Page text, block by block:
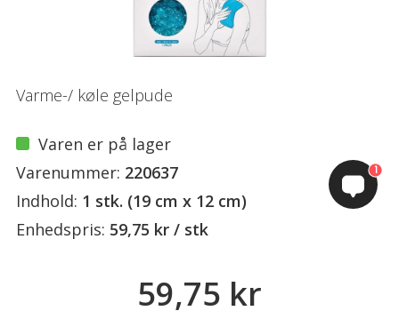
Varme-/ køle gelpude
Varen er på lager
Varenummer: 220637
Indhold: 1 stk. (19 cm x 12 cm)
Enhedspris: 59,75 kr / stk
59,75 kr
1